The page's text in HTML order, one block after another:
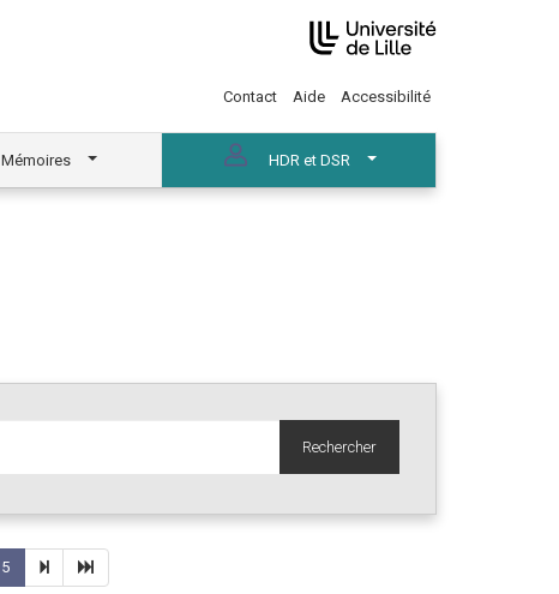
Contact Aide Accessibilité
Mémoires HDR et DSR
Rechercher
5